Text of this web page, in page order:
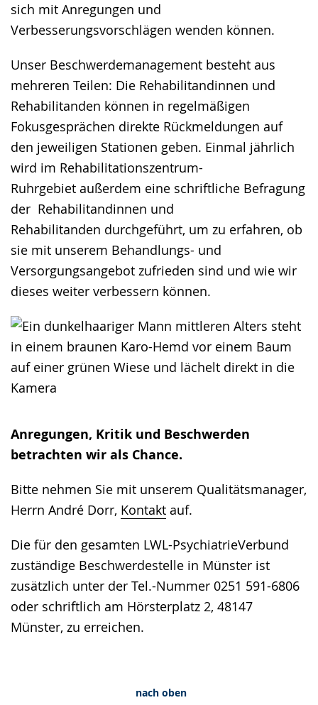
sich mit Anregungen und
Verbesserungsvorschlägen wenden können.
Unser Beschwerdemanagement besteht aus
mehreren Teilen: Die Rehabilitandinnen und
Rehabilitanden können in regelmäßigen
Fokusgesprächen direkte Rückmeldungen auf
den jeweiligen Stationen geben. Einmal jährlich
wird im Rehabilitationszentrum-
Ruhrgebiet außerdem eine schriftliche Befragung
der Rehabilitandinnen und
Rehabilitanden durchgeführt, um zu erfahren, ob
sie mit unserem Behandlungs- und
Versorgungsangebot zufrieden sind und wie wir
dieses weiter verbessern können.
Anregungen, Kritik und Beschwerden
betrachten wir als Chance.
Bitte nehmen Sie mit unserem Qualitätsmanager,
Herrn André Dorr, Kontakt auf.
Die für den gesamten LWL-PsychiatrieVerbund
zuständige Beschwerdestelle in Münster ist
zusätzlich unter der Tel.-Nummer 0251 591-6806
oder schriftlich am Hörsterplatz 2, 48147
Münster, zu erreichen.
nach oben